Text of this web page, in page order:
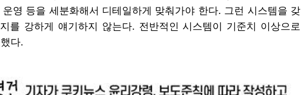
영 등을 세분화해서 디테일하게 맞춰가야 한다. 그런 시스템을 갖
를 강하게 얘기하지 않는다. 전반적인 시스템이 기준치 이상으로
다.